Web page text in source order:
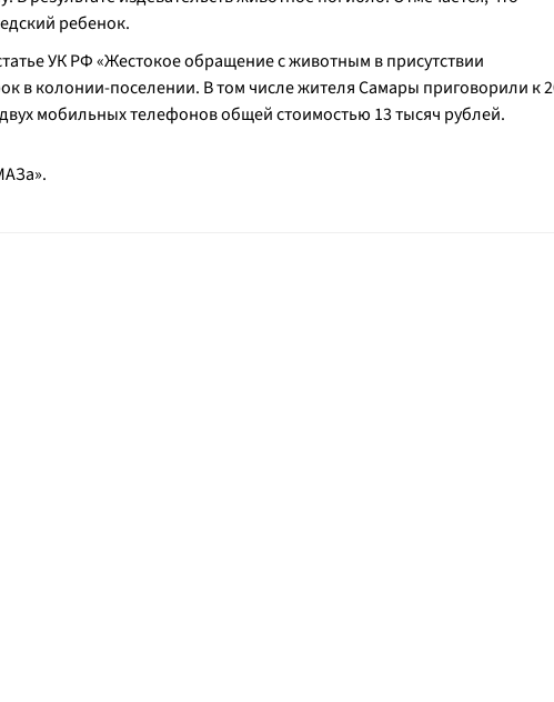
ребенок.
УК РФ «Жестокое обращение с животным в присутствии
в колонии-поселении. В том числе жителя Самары приговорили к
мобильных телефонов общей стоимостью 13 тысяч рублей.